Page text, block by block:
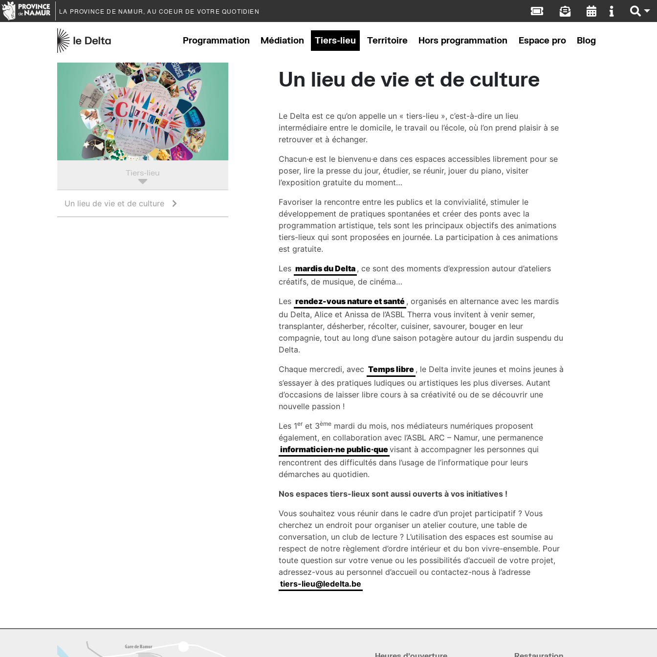
LA PROVINCE DE NAMUR, AU COEUR DE VOTRE QUOTIDIEN
Programmation Médiation Tiers-lieu Territoire Hors programmation Espace pro Blog
Tiers-lieu
Un lieu de vie et de culture
Un lieu de vie et de culture
Le Delta est ce qu’on appelle un « tiers-lieu », c’est-à-dire un lieu
intermédiaire entre le domicile, le travail ou l’école, où l’on prend plaisir à se
retrouver et à échanger.
Chacun·e est le bienvenu·e dans ces espaces accessibles librement pour se
poser, lire la presse du jour, étudier, se réunir, jouer du piano, visiter
l’exposition gratuite du moment…
Favoriser la rencontre entre les publics et la convivialité, stimuler le
développement de pratiques spontanées et créer des ponts avec la
programmation artistique, tels sont les principaux objectifs des animations
tiers-lieux qui sont proposées en journée. La participation à ces animations
est gratuite.
Les mardis du Delta , ce sont des moments d’expression autour d’ateliers
créatifs, de musique, de cinéma…
Les rendez-vous nature et santé , organisés en alternance avec les mardis
du Delta, Alice et Anissa de l’ASBL Therra vous invitent à venir semer,
transplanter, désherber, récolter, cuisiner, savourer, bouger en leur
compagnie, tout au long d’une saison potagère autour du jardin suspendu du
Delta.
Chaque mercredi, avec Temps libre , le Delta invite jeunes et moins jeunes à
s’essayer à des pratiques ludiques ou artistiques les plus diverses. Autant
d’occasions de laisser libre cours à sa créativité ou de se découvrir une
nouvelle passion !
Les 1er et 3ème mardi du mois, nos médiateurs numériques proposent
également, en collaboration avec l’ASBL ARC – Namur, une permanence
informaticien·ne public·quevisant à accompagner les personnes qui
rencontrent des difficultés dans l’usage de l’informatique pour leurs
démarches au quotidien.
Nos espaces tiers-lieux sont aussi ouverts à vos initiatives !
Vous souhaitez vous réunir dans le cadre d’un projet participatif ? Vous
cherchez un endroit pour organiser un atelier couture, une table de
conversation, un club de lecture ? L’utilisation des espaces est soumise au
respect de notre règlement d’ordre intérieur et du bon vivre-ensemble. Pour
toute question sur votre venue ou les possibilités d’accueil de votre projet,
adressez-vous au personnel d’accueil ou contactez-nous à l’adresse
tiers-lieu@ledelta.be